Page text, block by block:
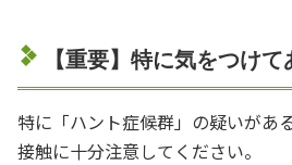
【重要】特に気をつけ
特に「ハント症候群」の疑いがあ
接触に十分注意してください。